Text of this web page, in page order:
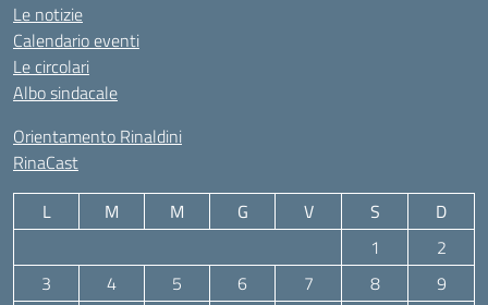
Le notizie
Calendario eventi
Le circolari
Albo sindacale
Orientamento Rinaldini
RinaCast
L M M G V S
D
1
2
3
4 5 6 7 8
9